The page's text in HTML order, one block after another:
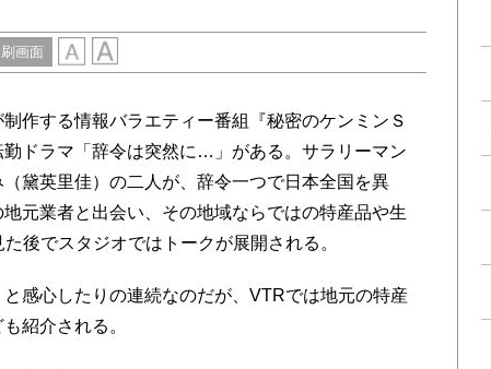
画面
作する情報バラエティー番組『秘密のケンミンＳ
ドラマ「辞令は突然に…」がある。サラリーマン
黛英里佳）の二人が、辞令一つで日本全国を異
元業者と出会い、その地域ならではの特産品や生
後でスタジオではトークが展開される。
感心したりの連続なのだが、VTRでは地元の特産
紹介される。